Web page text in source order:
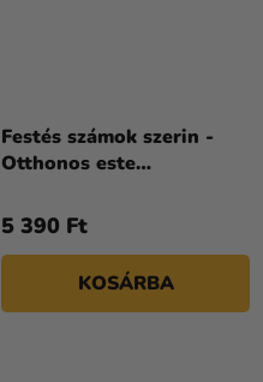
Festés számok szerin -
Otthonos este
5 390 Ft
KOSÁRBA